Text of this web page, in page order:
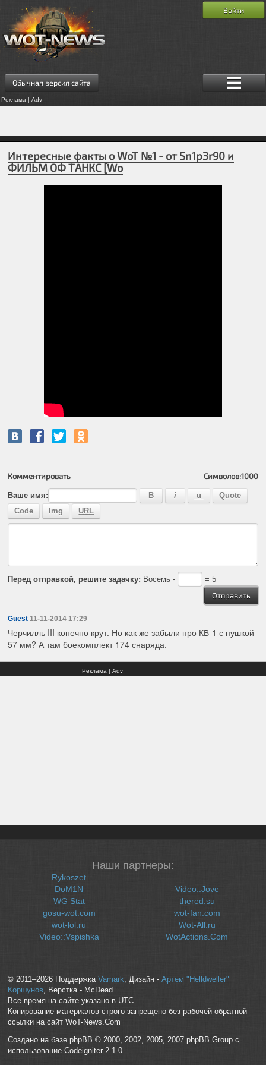
Обычная версия сайта
Реклама | Adv
Войти
Интересные факты о WoT №1 - от Sn1p3r90 и
ФИЛЬМ ОФ ТАНКС [Wo
Комментировать Символов:1000
Ваше имя:
Перед отправкой, решите задачку: Восемь - = 5
Guest 11-11-2014 17:29
Черчилль III конечно крут. Но как же забыли про КВ-1 с пушкой
57 мм? А там боекомплект 174 снаряда.
Реклама | Adv
Наши партнеры:
Rykoszet
DoM1N
WG Stat
gosu-wot.com
wot-lol.ru
Video::Vspishka
Video::Jove
thered.su
wot-fan.com
Wot-All.ru
WotActions.Com
© 2011–2026 Поддержка Vamark , Дизайн - Артем "Helldweller"
Коршунов, Верстка - McDead
Все время на сайте указано в UTC
Копирование материалов строго запрещено без рабочей обратной
ссылки на сайт WoT-News.Com
Создано на базе phpBB © 2000, 2002, 2005, 2007 phpBB Group с
использование Codeigniter 2.1.0